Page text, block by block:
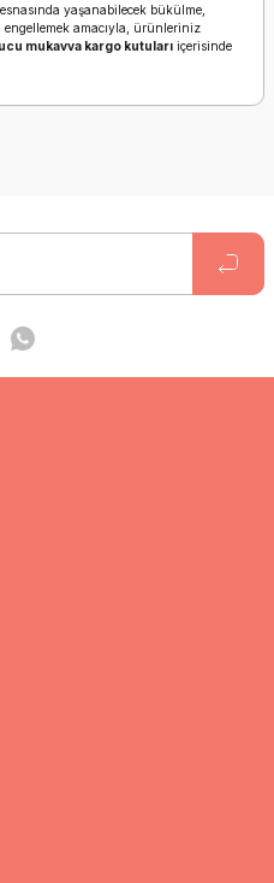
yaşanabilecek bükülme,
engellemek amacıyla, ürünleriniz
mukavva kargo kutuları içerisinde